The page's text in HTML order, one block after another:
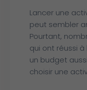
Lancer une
peut sembler
Pourtant,
qui ont réussi
un budget
choisir une